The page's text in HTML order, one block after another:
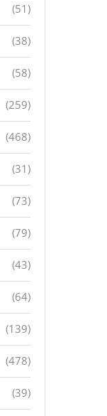
(51)
(38)
(58)
(259)
(468)
(31)
(73)
(79)
(43)
(64)
(139)
(478)
(39)